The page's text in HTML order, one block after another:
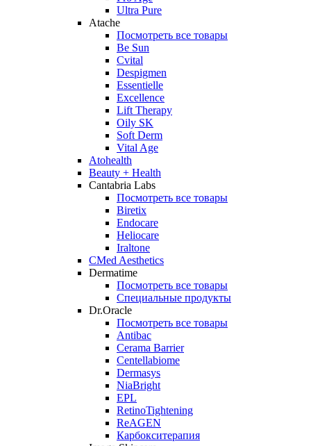
Ultra Pure
Atache
Посмотреть все товары
Be Sun
Cvital
Despigmen
Essentielle
Excellence
Lift Therapy
Oily SK
Soft Derm
Vital Age
Atohealth
Beauty + Health
Cantabria Labs
Посмотреть все товары
Biretix
Endocare
Heliocare
Iraltone
CMed Aesthetics
Dermatime
Посмотреть все товары
Специальные продукты
Dr.Oracle
Посмотреть все товары
Antibac
Cerama Barrier
Centellabiome
Dermasys
NiaBright
EPL
RetinoTightening
ReAGEN
Карбокситерапия